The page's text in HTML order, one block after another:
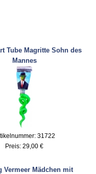
Tube Magritte Sohn des
Mannes
31722
Preis: 29,00 €
Vermeer Mädchen mit